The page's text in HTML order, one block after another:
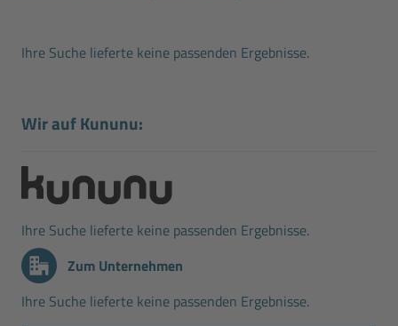
Ihre Suche lieferte keine passenden Ergebnisse.
Wir auf Kununu:
Ihre Suche lieferte keine passenden Ergebnisse.
Zum Unternehmen
Ihre Suche lieferte keine passenden Ergebnisse.